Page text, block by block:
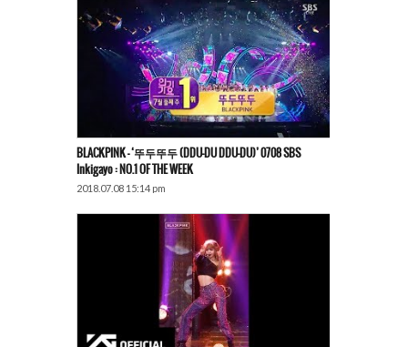
BLACKPINK – ‘뚜두뚜두 (DDU-DU DDU-DU)’ 0708 SBS
Inkigayo : NO.1 OF THE WEEK
2018.07.08 15:14 pm